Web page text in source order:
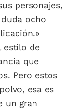
personajes,
ocho
estilo de
que
Pero estos
esa es
un gran